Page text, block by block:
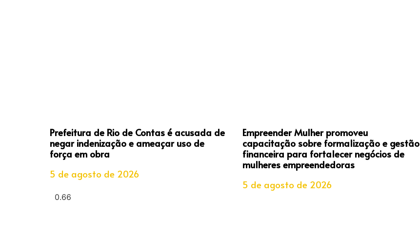
Prefeitura de Rio de Contas é acusada de
negar indenização e ameaçar uso de
força em obra
5 de agosto de 2026
Empreender Mulher promoveu
capacitação sobre formalização e gestão
financeira para fortalecer negócios de
mulheres empreendedoras
5 de agosto de 2026